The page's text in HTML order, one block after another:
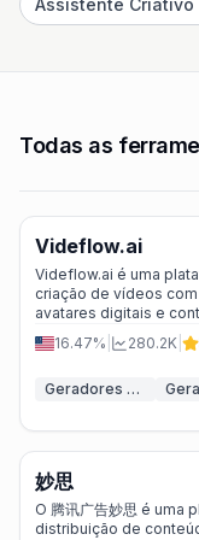
Todas as
Videflow.ai
Videflow.ai é uma
criação de vídeos
avatares digitais e
ideal para marketers e
16.47% 280.2K
Geradores de Vídeo IA
妙思
O 腾讯广告妙思 é uma
distribuição de